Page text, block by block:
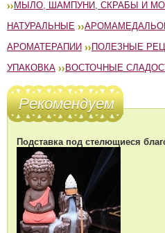
МЫЛО, ШАМПУНИ, СКРАБЫ И
НАТУРАЛЬНЫЕ
АРОМАТЕРАПИИ
ПОЛЕЗНЫЕ
УПАКОВКА
ВОСТОЧНЫЕ
Рекомендуем
Подставка под стелющиеся